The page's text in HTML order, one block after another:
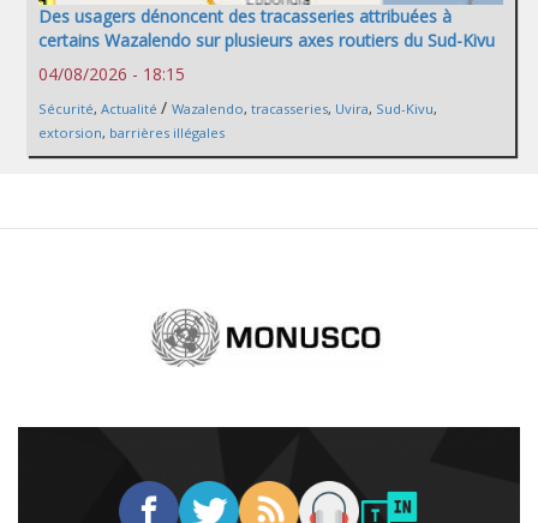
Des usagers dénoncent des tracasseries attribuées à
certains Wazalendo sur plusieurs axes routiers du Sud-Kivu
04/08/2026 - 18:15
Sécurité, Actualité / Wazalendo, tracasseries, Uvira, Sud-Kivu,
extorsion, barrières illégales